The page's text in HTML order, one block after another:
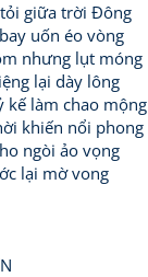
giữa trời Đông
uốn éo vòng
nhưng lụt móng
lại dày lông
kế làm chao mộng
khiến nổi phong
ngòi ảo vọng
lại mờ vong